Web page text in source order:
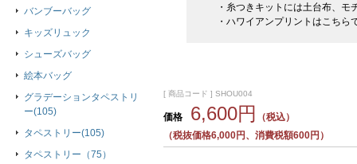
・糸つきキットには土台布、
・ハワイアンプリントはこちら
[ 商品コード ] SHOU004
価格 6,600円
（税込）
（税抜価格6,000円、消費税額600円）
バンブーバッグ
キッズリュック
シューズバッグ
絵本バッグ
グラデーションタペストリ
ー(105)
タペストリー(105)
タペストリー（75）